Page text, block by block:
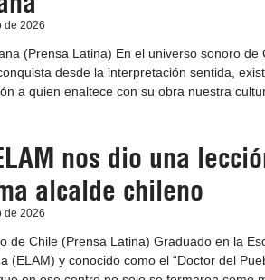
de 2026
(Prensa Latina) En el universo sonoro
desde la interpretación sentida,
a quien enaltece con su obra nuestra
nos dio una
alcalde chileno
de 2026
de Chile (Prensa Latina) Graduado en la
(ELAM) y conocido como el “Doctor del